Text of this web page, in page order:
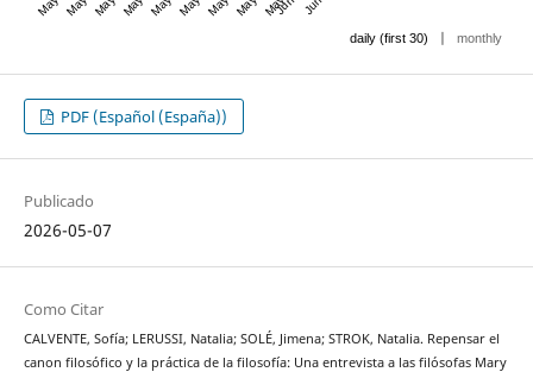
daily (first 30) | monthly
PDF (Español (España))
Publicado
2026-05-07
Como Citar
CALVENTE, Sofía; LERUSSI, Natalia; SOLÉ, Jimena; STROK, Natalia. Repensar el
canon filosófico y la práctica de la filosofía: Una entrevista a las filósofas Mary